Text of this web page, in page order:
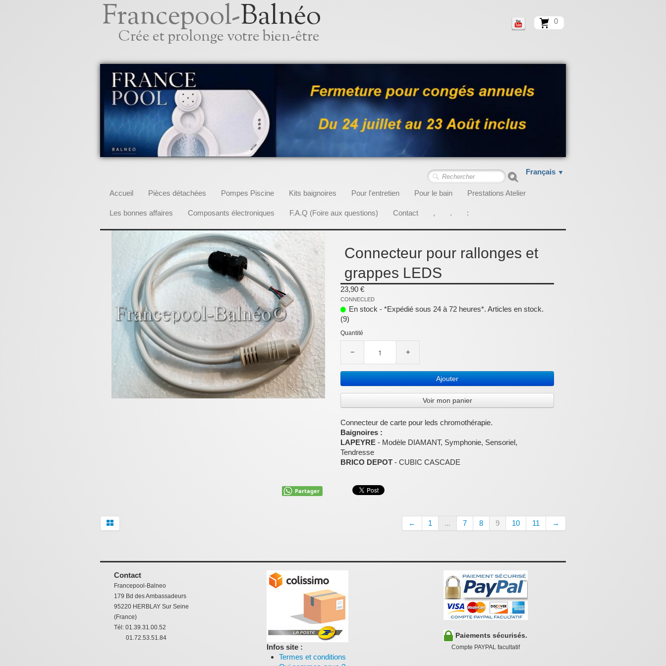
Francepool-Balnéo
Crée et prolonge votre bien-être
0
Français ▼
Accueil Pièces détachées Pompes Piscine Kits baignoires Pour l'entretien Pour le bain Prestations Atelier
Les bonnes affaires Composants électroniques F.A.Q (Foire aux questions) Contact , . :
Connecteur pour rallonges et
grappes LEDS
23,90 €
CONNECLED
En stock - *Expédié sous 24 à 72 heures*. Articles en stock.
(9)
Quantité
− +
Ajouter
Voir mon panier
Connecteur de carte pour leds chromothérapie.
Baignoires :
LAPEYRE - Modèle DIAMANT, Symphonie, Sensoriel,
Tendresse
BRICO DEPOT - CUBIC CASCADE
Partager
← 1 ... 7 8 9 10 11 →
Contact
Francepool-Balneo
179 Bd des Ambassadeurs
95220 HERBLAY Sur Seine
(France)
Tél: 01.39.31.00.52
01.72.53.51.84
Infos site :
Termes et conditions
Paiements sécurisés.
Compte PAYPAL facultatif